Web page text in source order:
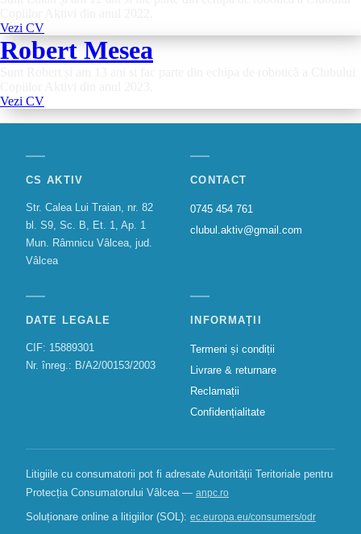
Vezi CV
Robert Mesea
Vezi CV
CS AKTIV
Str. Calea Lui Traian, nr. 82
bl. S9, Sc. B, Et. 1, Ap. 1
Mun. Râmnicu Vâlcea, jud.
Vâlcea
CONTACT
0745 454 761
clubul.aktiv@gmail.com
DATE LEGALE
CIF: 15889301
Nr. înreg.: B/A2/00153/2003
INFORMAȚII
Termeni și condiții
Livrare & returnare
Reclamații
Confidențialitate
Litigiile cu consumatorii pot fi adresate Autorității Teritoriale pentru
Protecția Consumatorului Vâlcea — anpc.ro
Soluționare online a litigiilor (SOL): ec.europa.eu/consumers/odr